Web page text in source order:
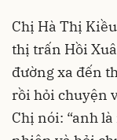
Chị Hà Thị
thị trấn Hồi
đường xa đến
rồi hỏi chuyện
Chị nói: “anh